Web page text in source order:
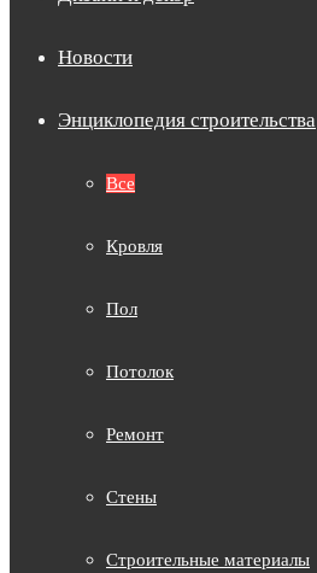
Новости
Энциклопедия строительства
Все
Кровля
Пол
Потолок
Ремонт
Стены
Строительные материалы